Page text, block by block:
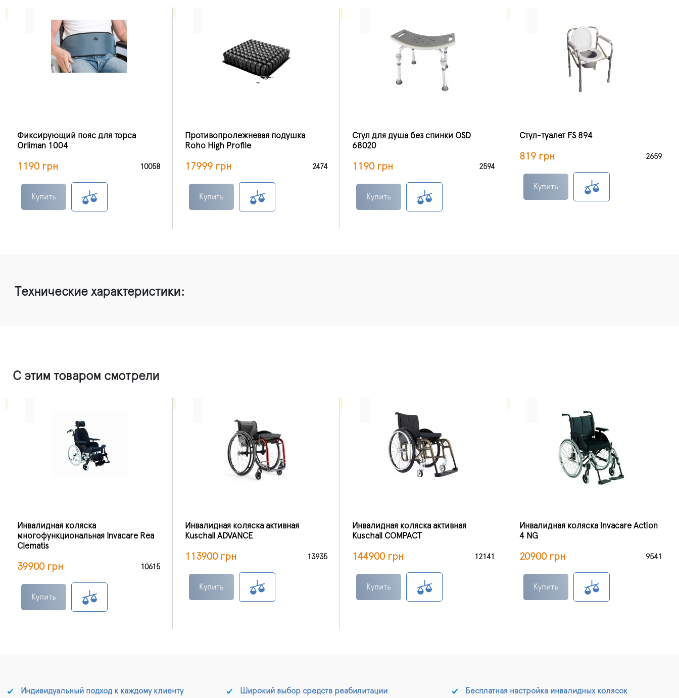
Фиксирующий пояс для торса
Orliman 1004
1190 грн 10058
Купить
Противопролежневая подушка
Roho High Profile
17999 грн 2474
Купить
Стул для душа без спинки OSD
68020
1190 грн 2594
Купить
Cтул-туалет FS 894
819 грн 2659
Купить
Технические характеристики:
С этим товаром смотрели
Инвалидная коляска
многофункциональная Invacare Rea
Clematis
39900 грн 10615
Купить
Инвалидная коляска активная
Kuschall ADVANCE
113900 грн 13935
Купить
Инвалидная коляска активная
Kuschall COMPACT
144900 грн 12141
Купить
Инвалидная коляска Invacare Action
4 NG
20900 грн 9541
Купить
Индивидуальный подход к каждому клиенту Широкий выбор средств реабилитации Бесплатная настройка инвалидных колясок